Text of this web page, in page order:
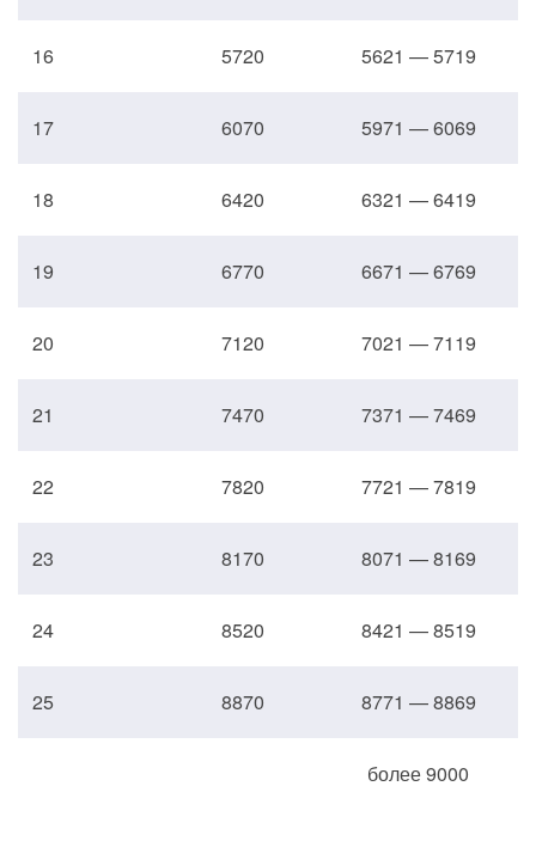
16 5720 5621 — 5719
17 6070 5971 — 6069
18 6420 6321 — 6419
19 6770 6671 — 6769
20 7120 7021 — 7119
21 7470 7371 — 7469
22 7820 7721 — 7819
23 8170 8071 — 8169
24 8520 8421 — 8519
25 8870 8771 — 8869
более 9000